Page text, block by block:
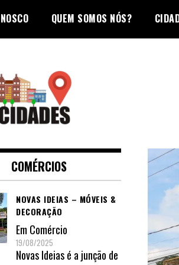
QUEM SOMOS NÓS?
COMÉRCIOS
NOVAS IDEIAS – MÓVEIS &
DECORAÇÃO
Em Comércio
19/08/2025
Novas Ideias é a junção de